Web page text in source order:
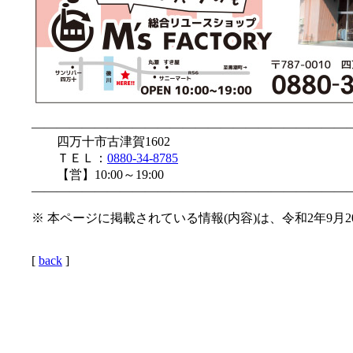
四万十市古津賀1602
ＴＥＬ： 0880-34-8785
【営】10:00～19:00
※ 本ページに掲載されている情報(内容)は、令和2年9月
[ back ]